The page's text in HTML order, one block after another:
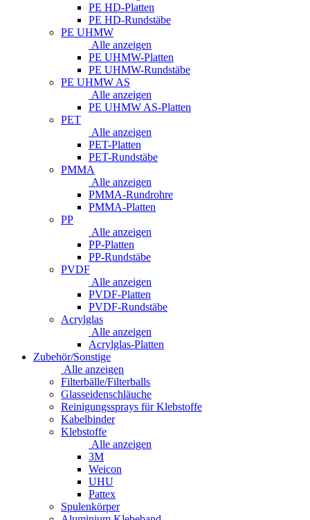
PE HD-Platten
PE HD-Rundstäbe
PE UHMW
Alle anzeigen
PE UHMW-Platten
PE UHMW-Rundstäbe
PE UHMW AS
Alle anzeigen
PE UHMW AS-Platten
PET
Alle anzeigen
PET-Platten
PET-Rundstäbe
PMMA
Alle anzeigen
PMMA-Rundrohre
PMMA-Platten
PP
Alle anzeigen
PP-Platten
PP-Rundstäbe
PVDF
Alle anzeigen
PVDF-Platten
PVDF-Rundstäbe
Acrylglas
Alle anzeigen
Acrylglas-Platten
Zubehör/Sonstige
Alle anzeigen
Filterbälle/Filterballs
Glasseidenschläuche
Reinigungssprays für Klebstoffe
Kabelbinder
Klebstoffe
Alle anzeigen
3M
Weicon
UHU
Pattex
Spulenkörper